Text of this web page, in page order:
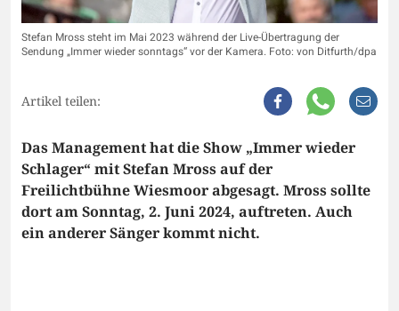
Stefan Mross steht im Mai 2023 während der Live-Übertragung der
Sendung „Immer wieder sonntags“ vor der Kamera. Foto: von Ditfurth/dpa
Artikel teilen:
Das Management hat die Show „Immer wieder
Schlager“ mit Stefan Mross auf der
Freilichtbühne Wiesmoor abgesagt. Mross sollte
dort am Sonntag, 2. Juni 2024, auftreten. Auch
ein anderer Sänger kommt nicht.